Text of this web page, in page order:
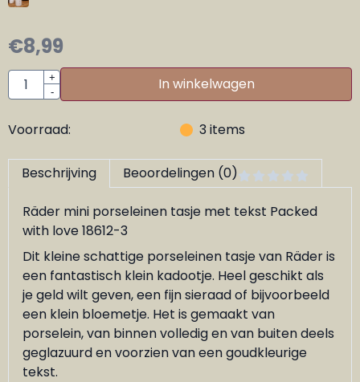
€8,99
Aantal
+
-
In winkelwagen
Voorraad: 3items
Beschrijving Beoordelingen (0)
Räder mini porseleinen tasje met tekst Packed
with love 18612-3
Dit kleine schattige porseleinen tasje van Räder is
een fantastisch klein kadootje. Heel geschikt als
je geld wilt geven, een fijn sieraad of bijvoorbeeld
een klein bloemetje. Het is gemaakt van
porselein, van binnen volledig en van buiten deels
geglazuurd en voorzien van een goudkleurige
tekst.